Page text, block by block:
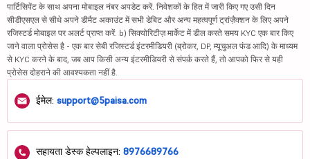
पार्टिसिपेंट के साथ अपना मोबाइल नंबर अपडेट करें. निवेशकों के हित में जारी किए गए उसी दिन
सीडीएसएल से सीधे अपने डीमैट अकाउंट में सभी डेबिट और अन्य महत्वपूर्ण ट्रांज़ैक्शन के लिए अपने
रजिस्टर्ड मोबाइल पर अलर्ट प्राप्त करें. b) सिक्योरिटीज़ मार्केट में डील करते समय KYC एक बार किए
जाने वाला प्रोसेस है - एक बार सेबी रजिस्टर्ड इंटरमीडियरी (ब्रोकर, DP, म्यूचुअल फंड आदि) के माध्यम
से KYC करने के बाद, जब आप किसी अन्य इंटरमीडियरी से संपर्क करते हैं, तो आपको फिर से यही
प्रोसेस दोहराने की आवश्यकता नहीं है.
ईमेल: support@5paisa.com
सहायता डेस्क हेल्पलाइन: 8976689766